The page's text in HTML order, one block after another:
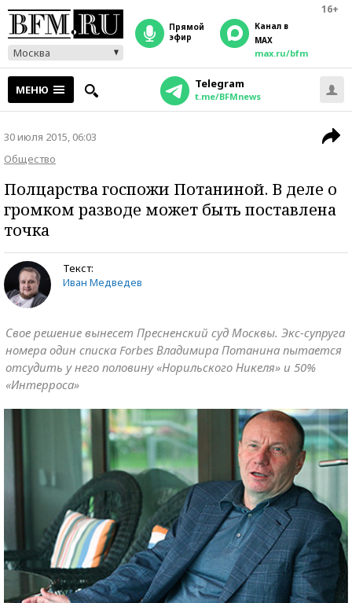
16+
Москва
прямой
эфир
Канал в
MAX
max.ru/bfm
МЕНЮ Telegram
t.me/BFMnews
30 июля 2015, 06:03
Общество
Полцарства госпожи Потаниной. В деле о
громком разводе может быть поставлена
точка
Текст:
Иван Медведев
Свое решение вынесет Пресненский суд Москвы. Экс-супруга
номера один списка Forbes Владимира Потанина пытается
отсудить у него половину «Норильского Никеля» и 50%
«Интерроса»